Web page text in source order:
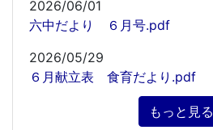
2026/06/01
六中だより ６月号.pdf
2026/05/29
６月献立表 食育だより.pdf
もっと見る